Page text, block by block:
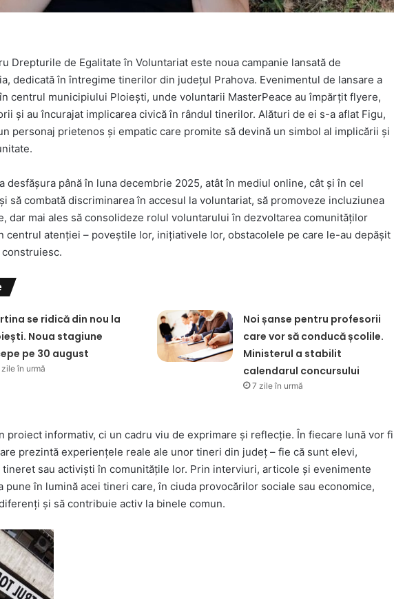
Drepturile de Egalitate în Voluntariat este noua campanie lansată de
dedicată în întregime tinerilor din județul Prahova. Evenimentul de lansare a
centrul municipiului Ploiești, unde voluntarii MasterPeace au împărțit flyere,
și au încurajat implicarea civică în rândul tinerilor. Alături de ei s-a aflat Figu,
personaj prietenos și empatic care promite să devină un simbol al implicării și
desfășura până în luna decembrie 2025, atât în mediul online, cât și în cel
să combată discriminarea în accesul la voluntariat, să promoveze incluziunea
dar mai ales să consolideze rolul voluntarului în dezvoltarea comunităților
centrul atenției – poveștile lor, inițiativele lor, obstacolele pe care le-au depășit
se ridică din nou la
Noua stagiune
pe 30 august
în urmă
Noi șanse pentru profesorii
care vor să conducă școlile.
Ministerul a stabilit
calendarul concursului
7 zile în urmă
proiect informativ, ci un cadru viu de exprimare și reflecție. În fiecare lună vor fi
prezintă experiențele reale ale unor tineri din județ – fie că sunt elevi,
sau activiști în comunitățile lor. Prin interviuri, articole și evenimente
pune în lumină acei tineri care, în ciuda provocărilor sociale sau economice,
și să contribuie activ la binele comun.